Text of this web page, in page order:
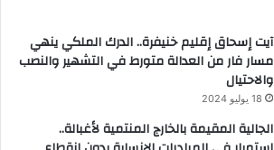
آيت إسحاق إقليم خنيفرة.. الدرك الملكي ينهي
مسار فار من العدالة متورط في التشهير والنصب
والاحتيال
18 يوليو 2024
الجالية المقيمة بالخارج المنتمية لأغبالة..